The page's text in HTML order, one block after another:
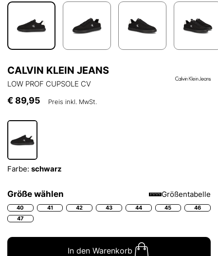
CALVIN KLEIN JEANS
LOW PROF CUPSOLE CV
€ 89,95 Preis inkl. MwSt.
Farbe: schwarz
Größe wählen Größentabelle
40 41 42 43 44 45
46
47
In den Warenkorb